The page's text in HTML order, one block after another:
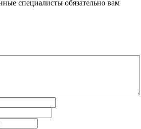
специалисты обязательно вам